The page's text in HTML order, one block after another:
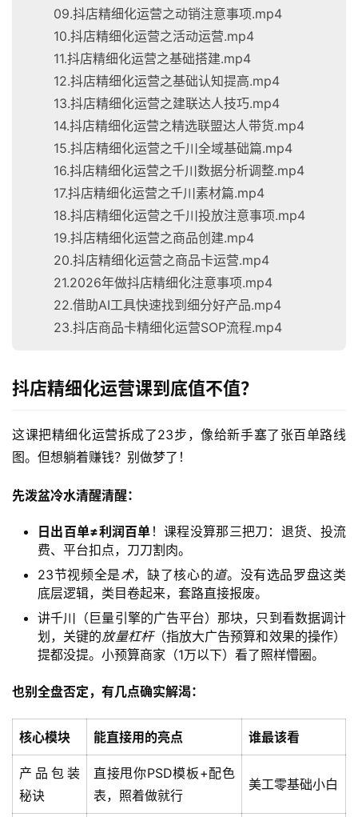
首
网
创
快
讯
赚
09.抖店精细化运营之动销注意事项.mp4
10.抖店精细化运营之活动运营.mp4
11.抖店精细化运营之基础搭建.mp4
12.抖店精细化运营之基础认知提高.mp4
13.抖店精细化运营之建联达人技巧.mp4
14.抖店精细化运营之精选联盟达人带货.mp4
15.抖店精细化运营之千川全域基础篇.mp4
16.抖店精细化运营之千川数据分析调整.mp4
17.抖店精细化运营之千川素材篇.mp4
18.抖店精细化运营之千川投放注意事项.mp4
19.抖店精细化运营之商品创建.mp4
20.抖店精细化运营之商品卡运营.mp4
21.2026年做抖店精细化注意事项.mp4
22.借助AI工具快速找到细分好产品.mp4
23.抖店商品卡精细化运营SOP流程.mp4
抖店精细化运营课到底值不值？
这课把精细化运营拆成了23步，像给新手塞了张百单路线
图。但想躺着赚钱？别做梦了！
先泼盆冷水清醒清醒：
日出百单≠利润百单 ！课程没算那三把刀：退货、投流
费、平台扣点，刀刀割肉。
23节视频全是术，缺了核心的道。没有选品罗盘这类
底层逻辑，类目卷起来，套路直接报废。
讲千川（巨量引擎的广告平台）那块，只到看数据调计
划，关键的放量杠杆（指放大广告预算和效果的操作）
提都没提。小预算商家（1万以下）看了照样懵圈。
也别全盘否定，有几点确实解渴：
核心模块 能直接用的亮点 谁最该看
产品包装
秘诀
直接甩你PSD模板+配色
表，照着做就行
美工零基础小白